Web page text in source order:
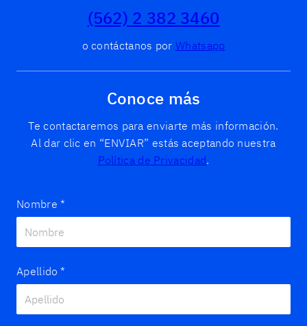
(562) 2 382 3460
o contáctanos por Whatsapp
Conoce más
Te contactaremos para enviarte más información.
Al dar clic en “ENVIAR” estás aceptando nuestra
Política de Privacidad.
Nombre *
Apellido *